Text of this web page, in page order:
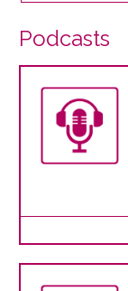
Podcasts